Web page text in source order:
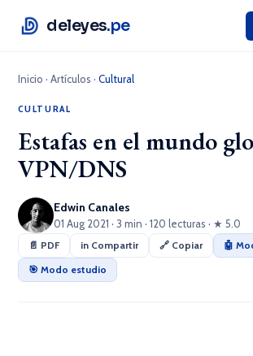
deleyes.pe
Inicio ·Artículos ·Cultural
CULTURAL
Estafas en el mundo
VPN/DNS
Edwin Canales
01 Aug 2021 · 3 min · 120 lecturas · ★ 5.0
📄 PDF in Compartir 🔗 Copiar
🤖
🎯 Modo estudio